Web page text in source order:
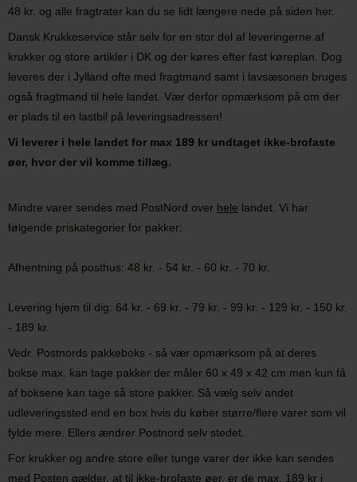
48 kr. og alle fragtrater kan du se lidt længere nede på siden her.
Dansk Krukkeservice står selv for en stor del af leveringerne af
krukker og store artikler i DK og der køres efter fast køreplan. Dog
leveres der i Jylland ofte med fragtmand samt i lavsæsonen bruges
også fragtmand til hele landet. Vær derfor opmærksom på om der
er plads til en lastbil på leveringsadressen!
Vi leverer i hele landet for max 189 kr undtaget ikke-brofaste
øer, hvor der vil komme tillæg.
Mindre varer sendes med PostNord over hele landet. Vi har
følgende priskategorier for pakker:
Afhentning på posthus: 48 kr. - 54 kr. - 60 kr. - 70 kr.
Levering hjem til dig: 64 kr. - 69 kr. - 79 kr. - 99 kr. - 129 kr. - 150 kr.
- 189 kr.
Vedr. Postnords pakkeboks - så vær opmærksom på at deres
bokse max. kan tage pakker der måler 60 x 49 x 42 cm men kun få
af boksene kan tage så store pakker. Så vælg selv andet
udleveringssted end en box hvis du køber større/flere varer som vil
fylde mere. Ellers ændrer Postnord selv stedet.
For krukker og andre store eller tunge varer der ikke kan sendes
med Posten gælder, at til ikke-brofaste øer, er de max. 189 kr i